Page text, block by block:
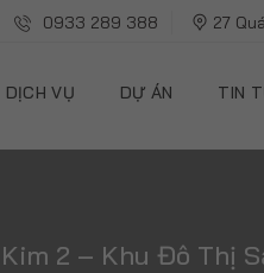
0933 289 388 27
DỊCH VỤ DỰ ÁN TIN
2 – Khu Đô Thị